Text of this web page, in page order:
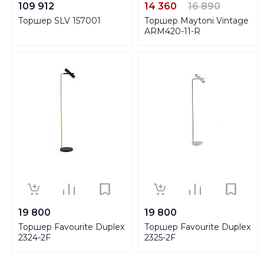
109 912
Торшер SLV 157001
14 360 16 890
Торшер Maytoni Vintage
ARM420-11-R
19 800
Торшер Favourite Duplex
2324-2F
19 800
Торшер Favourite Duplex
2325-2F